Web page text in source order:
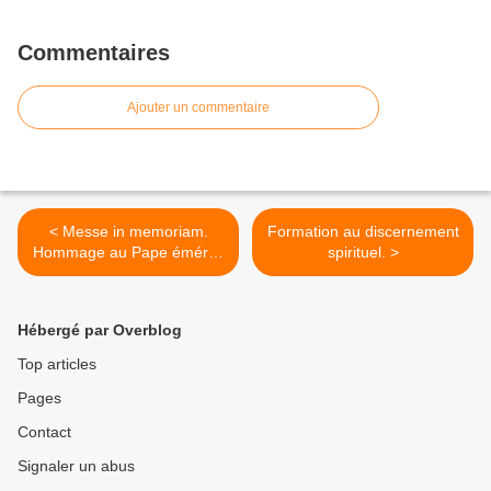
Commentaires
Ajouter un commentaire
< Messe in memoriam.
Hommage au Pape émérite
Benoît XVI.
Formation au discernement
spirituel. >
Hébergé par Overblog
Top articles
Pages
Contact
Signaler un abus